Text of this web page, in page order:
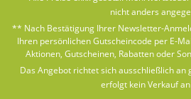
nicht anders
** Nach Bestätigung Ihrer Newsletter-
Ihren persönlichen Gutscheincode per E-
Aktionen, Gutscheinen, Rabatten oder
Das Angebot richtet sich ausschließlich an
erfolgt kein Verkauf